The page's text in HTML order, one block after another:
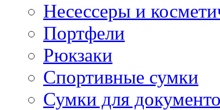
Несессеры и
Портфели
Рюкзаки
Спортивные сумки
Сумки для